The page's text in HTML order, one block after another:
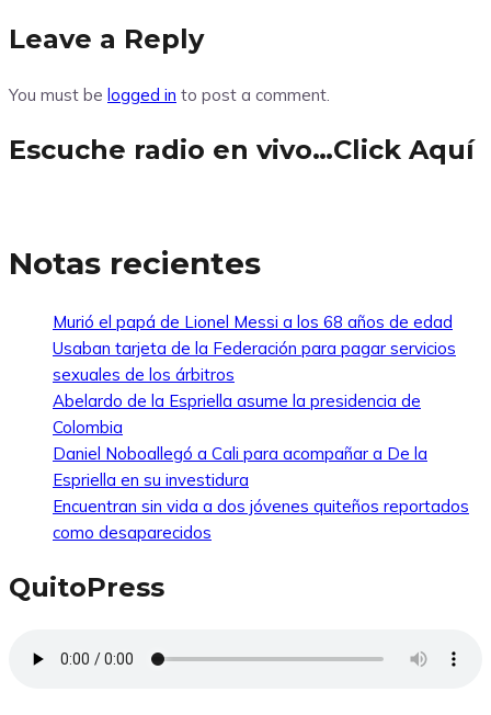
Leave a Reply
You must be logged in to post a comment.
Escuche radio en vivo…Click Aquí
Notas recientes
Murió el papá de Lionel Messi a los 68 años de edad
Usaban tarjeta de la Federación para pagar servicios
sexuales de los árbitros
Abelardo de la Espriella asume la presidencia de
Colombia
Daniel Noboallegó a Cali para acompañar a De la
Espriella en su investidura
Encuentran sin vida a dos jóvenes quiteños reportados
como desaparecidos
QuitoPress